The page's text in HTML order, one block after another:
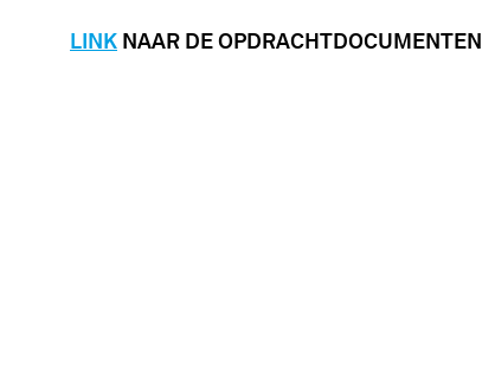
LINK NAAR DE OPDRACHTDOCUMENTEN